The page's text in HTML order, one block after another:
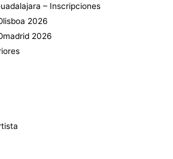
– Inscripciones
2026
2026